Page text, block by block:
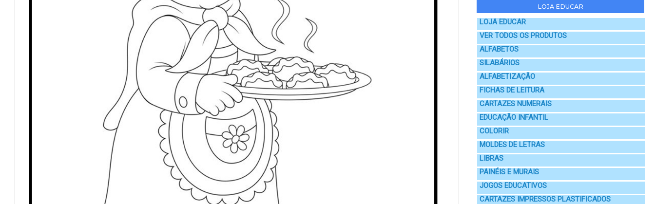
LOJA EDUCAR
LOJA EDUCAR
VER TODOS OS PRODUTOS
ALFABETOS
SILABÁRIOS
ALFABETIZAÇÃO
FICHAS DE LEITURA
CARTAZES NUMERAIS
EDUCAÇÃO INFANTIL
COLORIR
MOLDES DE LETRAS
LIBRAS
PAINÉIS E MURAIS
JOGOS EDUCATIVOS
CARTAZES IMPRESSOS PLASTIFICADOS